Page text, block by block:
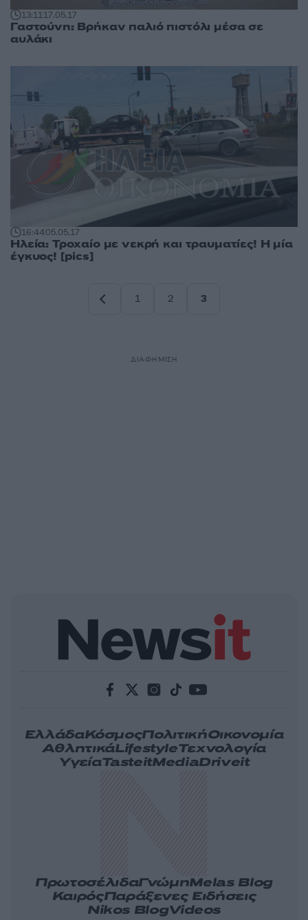
13:1117.05.17
Γαστούνη: Βρήκαν παλιό πιστόλι μέσα σε
αυλάκι
16:4405.05.17
Ηλεία: Τροχαίο με νεκρή και τραυματίες! Η μία
έγκυος! [pics]
1
2
3
ΔΙΑΦΗΜΙΣΗ
ΕλλάδαΚόσμοςΠολιτικήΟικονομία
ΑθλητικάLifestyleΤεχνολογία
ΥγείαTasteitMediaDriveit
ΠρωτοσέλιδαΓνώμηMelas Blog
ΚαιρόςΠαράξενες Ειδήσεις
Nikos BlogVideos